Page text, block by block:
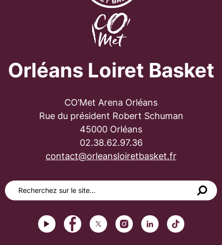
Orléans Loiret Basket
CO’Met Arena Orléans
Rue du président Robert Schuman
45000 Orléans
02.38.62.97.36
contact@orleansloiretbasket.fr